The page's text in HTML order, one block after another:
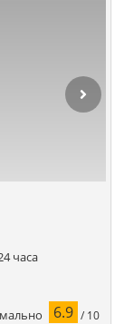
часа
6.9 / 10